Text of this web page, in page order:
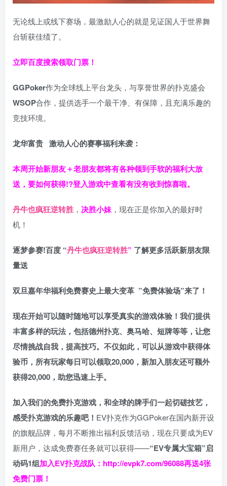
无论线上或线下赛场，最激励人心的就是见证国人于世界舞
台斩获佳绩了。
立即百度搜索领取门票！
GGPoker作为全球线上平台龙头，与享誉世界的扑克盛会
WSOP合作，提供选手一个最干净、有保障，且充满乐趣的
竞技环境。
龙华富贵 激动人心的赛事福利来袭：
本周开始新朋友＋老朋友都将有各种领到手软的福利大放
送，要如何获得!?登入游戏中查看有没有收到惊喜啦。
丹牛也疯狂逆转胜， 决胜小妹，现在正是你加入的最好时
机！
逐梦参赛!百度 “丹牛也疯狂逆转胜” 了解更多活跃新朋友限
量送
双旦嘉年华福利免费赛史上最大变革 ”免费体验场”来了！
现在开始可以随时随地可以享受真实的游戏体验！我们提供
丰富多样的玩法，包括德州扑克、奥马哈、短牌等等，让您
尽情挑战自我，提高技巧。不仅如此， 可以从游戏中获得体
验币，所有玩家每日可以领取20,000，新加入朋友还可额外
获得20,000，助您迅速上手。
加入我们的免费扑克游戏，和全球的牌手们一起切磋技艺，
感受扑克游戏的乐趣吧！ EV扑克作为GGPoker在国内新开设
的旗舰品牌，每月不断推出福利反馈活动，现在只要成为EV
新用户，达成免费赛任务就可以获得——“EV专属大宝箱”启
动码1组加入EV扑克战队： http://evpk7.com/96088再送4张
免费门票！